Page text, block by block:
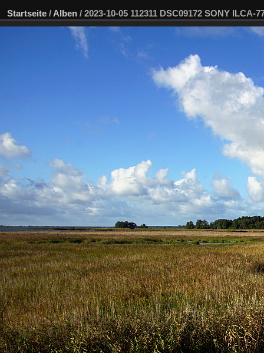
Startseite / Alben / 2023-10-05 112311 DSC09172 SONY ILCA-